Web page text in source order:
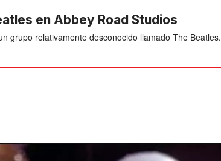
en Abbey Road Studios
grupo relativamente desconocido llamado The Beatles.